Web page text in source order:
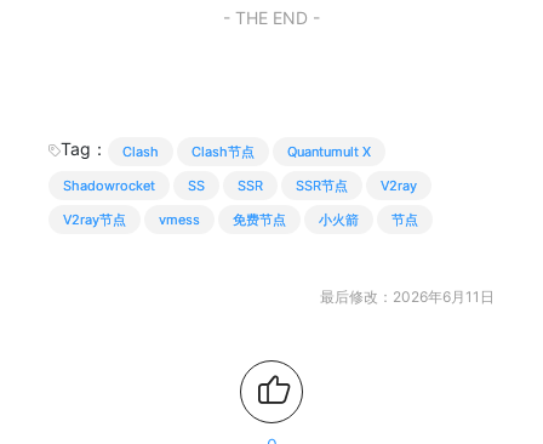
- THE END -
Tag： Clash Clash节点
Quantumult X
Shadowrocket
SS SSR SSR节点
V2ray
V2ray节点
vmess 免费节点 小火箭 节点
最后修改：2026年6月11日